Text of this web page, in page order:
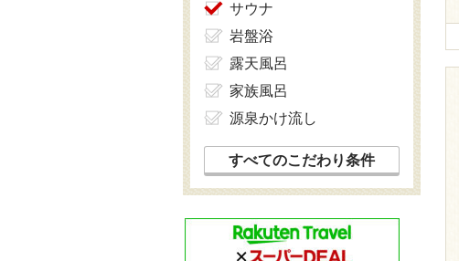
サウナ
岩盤浴
露天風呂
家族風呂
源泉かけ流し
すべてのこだわり条件